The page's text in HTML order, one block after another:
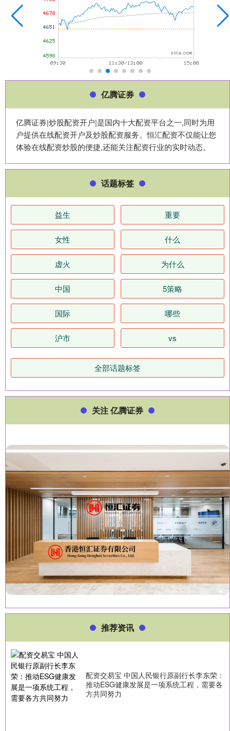
亿腾证券
亿腾证券|炒股配资开户|是国内十大配资平台之一,同时为用
户提供在线配资开户及炒股配资服务。恒汇配资不仅能让您
体验在线配资炒股的便捷,还能关注配资行业的实时动态。
话题标签
益生 重要
女性 什么
虚火 为什么
中国 5策略
国际 哪些
沪市 vs
全部话题标签
关注 亿腾证券
推荐资讯
配资交易宝 中国人民银行原副行长李东荣：
推动ESG健康发展是一项系统工程，需要各
方共同努力